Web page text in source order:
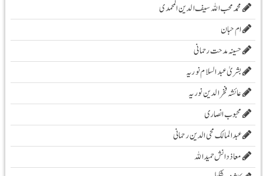
محمد محب اللہ سیف الدین المحمدی
ام حبان
حسینہ مدحت رحمانی
بشریٰ عبد السلام نوریہ
عائشہ فخرالدین نوریہ
محبوب انصاری
عبدالمالک محی الدین رحمانی
معاذ دانش حمید اللہ